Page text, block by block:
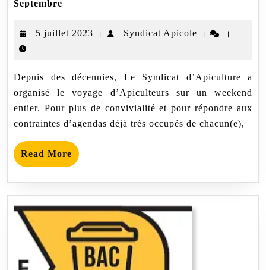
Septembre
Voyage
le
16
Septembre
5 juillet 2023
5| Syndicat Apicole
Syndicat
| |
Depuis des décennies, Le Syndicat d’Apiculture a
organisé le voyage d’Apiculteurs sur un weekend
entier. Pour plus de convivialité et pour répondre aux
contraintes d’agendas déjà très occupés de chacun(e),
Read More Read
More